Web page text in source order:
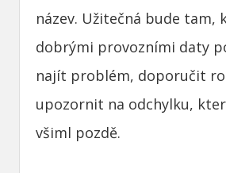
název. Užitečná bude tam,
dobrými provozními daty
najít problém, doporučit
upozornit na odchylku,
všiml pozdě.